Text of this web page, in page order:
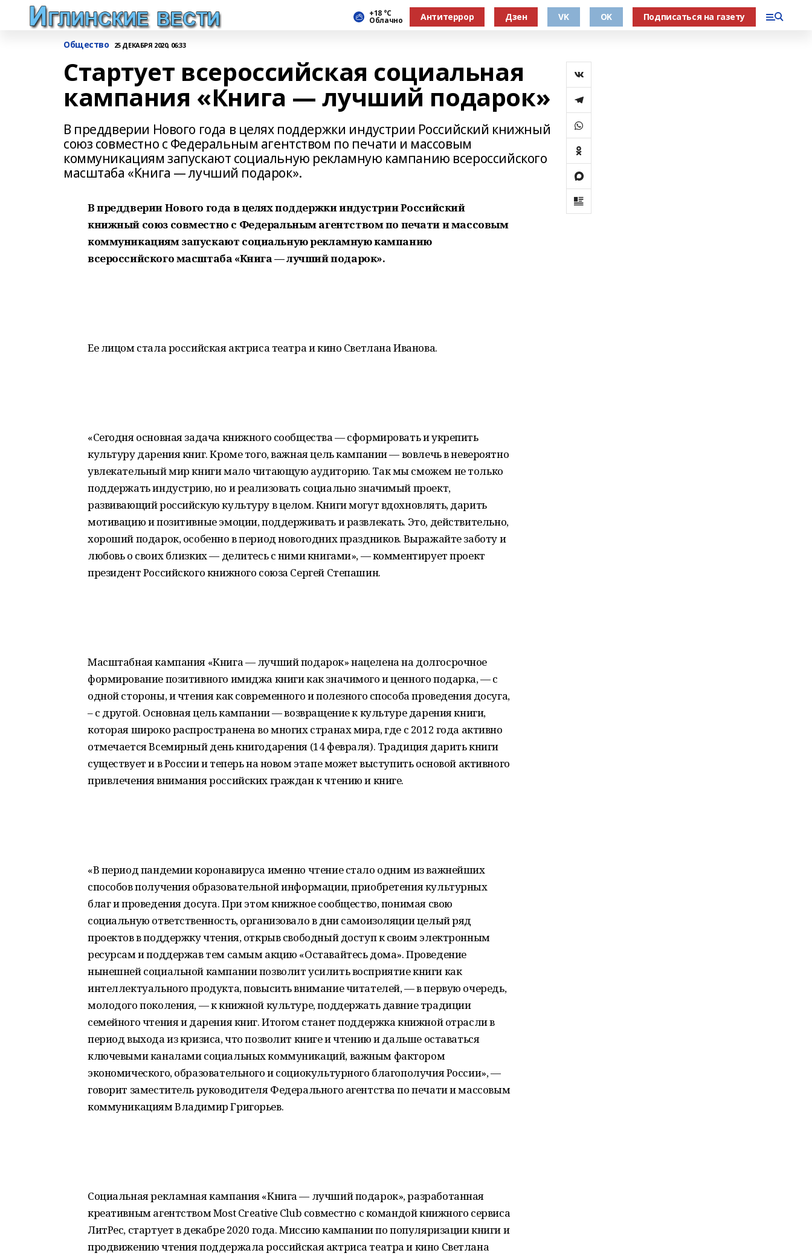
+18 °С
Облачно Антитеррор Дзен VK OK Подписаться на газету
Общество 25 ДЕКАБРЯ 2020, 06:33
Стартует всероссийская социальная
кампания «Книга — лучший подарок»
В преддверии Нового года в целях поддержки индустрии Российский книжный
союз совместно с Федеральным агентством по печати и массовым
коммуникациям запускают социальную рекламную кампанию всероссийского
масштаба «Книга — лучший подарок».
В преддверии Нового года в целях поддержки индустрии Российский
книжный союз совместно с Федеральным агентством по печати и массовым
коммуникациям запускают социальную рекламную кампанию
всероссийского масштаба «Книга — лучший подарок».
Ее лицом стала российская актриса театра и кино Светлана Иванова.
«Сегодня основная задача книжного сообщества — сформировать и укрепить
культуру дарения книг. Кроме того, важная цель кампании — вовлечь в невероятно
увлекательный мир книги мало читающую аудиторию. Так мы сможем не только
поддержать индустрию, но и реализовать социально значимый проект,
развивающий российскую культуру в целом. Книги могут вдохновлять, дарить
мотивацию и позитивные эмоции, поддерживать и развлекать. Это, действительно,
хороший подарок, особенно в период новогодних праздников. Выражайте заботу и
любовь о своих близких — делитесь с ними книгами», — комментирует проект
президент Российского книжного союза Сергей Степашин.
Масштабная кампания «Книга — лучший подарок» нацелена на долгосрочное
формирование позитивного имиджа книги как значимого и ценного подарка, — с
одной стороны, и чтения как современного и полезного способа проведения досуга,
– с другой. Основная цель кампании — возвращение к культуре дарения книги,
которая широко распространена во многих странах мира, где с 2012 года активно
отмечается Всемирный день книгодарения (14 февраля). Традиция дарить книги
существует и в России и теперь на новом этапе может выступить основой активного
привлечения внимания российских граждан к чтению и книге.
«В период пандемии коронавируса именно чтение стало одним из важнейших
способов получения образовательной информации, приобретения культурных
благ и проведения досуга. При этом книжное сообщество, понимая свою
социальную ответственность, организовало в дни самоизоляции целый ряд
проектов в поддержку чтения, открыв свободный доступ к своим электронным
ресурсам и поддержав тем самым акцию «Оставайтесь дома». Проведение
нынешней социальной кампании позволит усилить восприятие книги как
интеллектуального продукта, повысить внимание читателей, — в первую очередь,
молодого поколения, — к книжной культуре, поддержать давние традиции
семейного чтения и дарения книг. Итогом станет поддержка книжной отрасли в
период выхода из кризиса, что позволит книге и чтению и дальше оставаться
ключевыми каналами социальных коммуникаций, важным фактором
экономического, образовательного и социокультурного благополучия России», —
говорит заместитель руководителя Федерального агентства по печати и массовым
коммуникациям Владимир Григорьев.
Социальная рекламная кампания «Книга — лучший подарок», разработанная
креативным агентством Most Creative Club совместно с командой книжного сервиса
ЛитРес, стартует в декабре 2020 года. Миссию кампании по популяризации книги и
продвижению чтения поддержала российская актриса театра и кино Светлана